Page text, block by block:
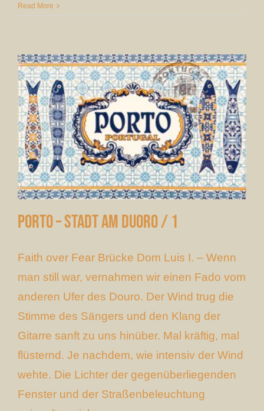
Read More
Porto – Stadt am Duoro / 1
Faith over Fear Brücke Dom Luis I. – Wenn
man still war, vernahmen wir einen Fado vom
anderen Ufer des Douro. Der Wind trug die
Stimme des Sängers und den Klang der
Gitarre sanft zu uns hinüber. Mal kräftig, mal
flüsternd. Je nachdem, wie intensiv der Wind
wehte. Die Lichter der gegenüberliegenden
Fenster und der Straßenbeleuchtung